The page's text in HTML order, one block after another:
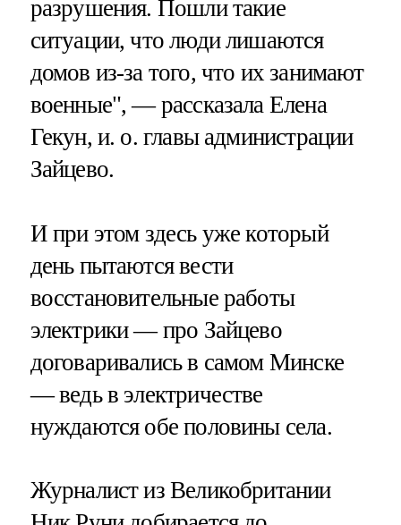
разрушения. Пошли такие
ситуации, что люди лишаются
домов из-за того, что их занимают
военные", — рассказала Елена
Гекун, и. о. главы администрации
Зайцево.
И при этом здесь уже который
день пытаются вести
восстановительные работы
электрики — про Зайцево
договаривались в самом Минске
— ведь в электричестве
нуждаются обе половины села.
Журналист из Великобритании